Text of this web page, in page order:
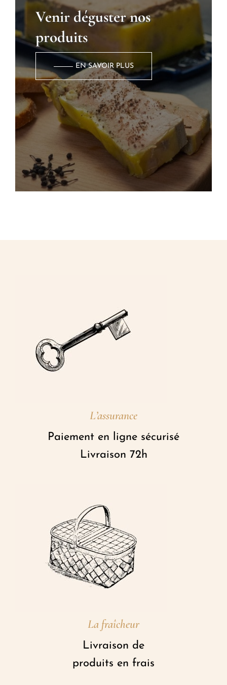
Venir déguster nos
produits
EN SAVOIR PLUS
L’assurance
Paiement en ligne sécurisé
Livraison 72h
La fraîcheur
Livraison de
produits en frais